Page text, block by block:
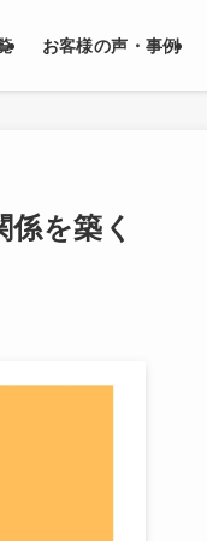
お客様の声・事例
を築く